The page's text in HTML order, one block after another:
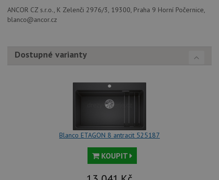
ANCOR CZ s.r.o., K Zelenči 2976/3, 19300, Praha 9 Horní Počernice,
blanco@ancor.cz
Dostupné varianty
Blanco ETAGON 8 antracit 525187
KOUPIT
CookieScriptConsent
CookieScript
blanco.cz